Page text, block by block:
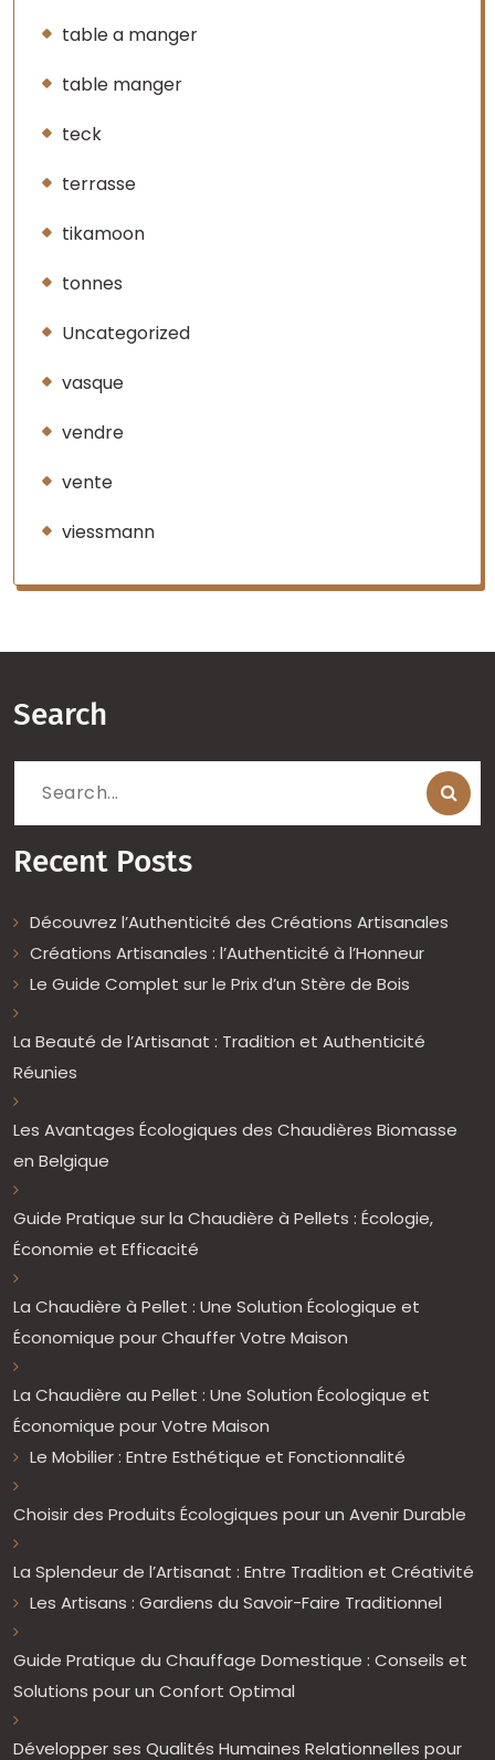
table a manger
table manger
teck
terrasse
tikamoon
tonnes
Uncategorized
vasque
vendre
vente
viessmann
Search
Search
Recent Posts
Découvrez l’Authenticité des Créations Artisanales
Créations Artisanales : l’Authenticité à l’Honneur
Le Guide Complet sur le Prix d’un Stère de Bois
La Beauté de l’Artisanat : Tradition et Authenticité
Réunies
Les Avantages Écologiques des Chaudières Biomasse
en Belgique
Guide Pratique sur la Chaudière à Pellets : Écologie,
Économie et Efficacité
La Chaudière à Pellet : Une Solution Écologique et
Économique pour Chauffer Votre Maison
La Chaudière au Pellet : Une Solution Écologique et
Économique pour Votre Maison
Le Mobilier : Entre Esthétique et Fonctionnalité
Choisir des Produits Écologiques pour un Avenir Durable
La Splendeur de l’Artisanat : Entre Tradition et Créativité
Les Artisans : Gardiens du Savoir-Faire Traditionnel
Guide Pratique du Chauffage Domestique : Conseils et
Solutions pour un Confort Optimal
Développer ses Qualités Humaines Relationnelles pour